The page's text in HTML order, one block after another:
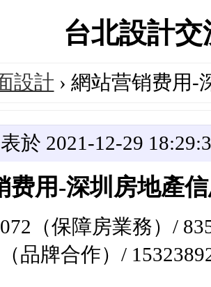
台北設計
設計 › 網站营销费用-
於 2021-12-29
费用-深圳房地產
（保障房業務）/
品牌合作）/